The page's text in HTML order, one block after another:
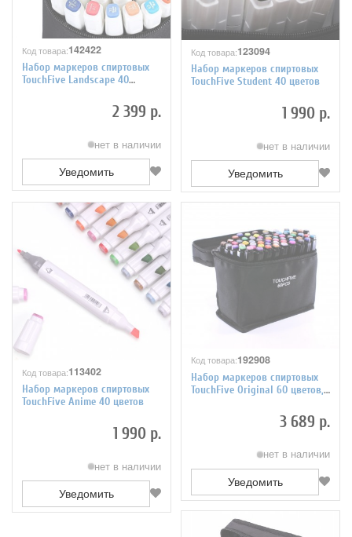
Код товара:142422
Набор маркеров спиртовых
TouchFive Landscape 40
2 399 р.
нет в наличии
Уведомить
Код товара:123094
Набор маркеров спиртовых
TouchFive Student 40 цветов
1 990 р.
нет в наличии
Уведомить
Код товара:113402
Набор маркеров спиртовых
TouchFive Anime 40 цветов
1 990 р.
нет в наличии
Уведомить
Код товара:192908
Набор маркеров спиртовых
TouchFive Original 60 цветов,
3 689 р.
нет в наличии
Уведомить